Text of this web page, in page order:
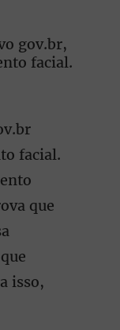
gov.br,
facial.
facial.
que
isso,